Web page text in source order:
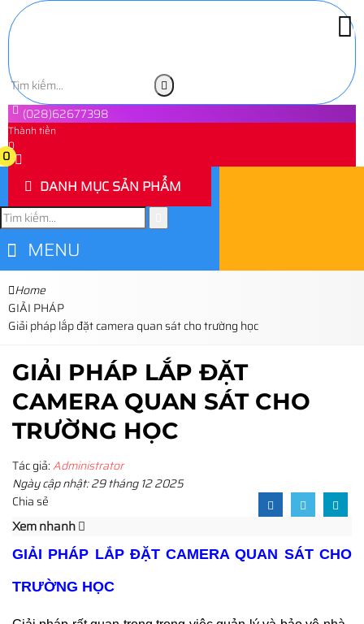
(028)62677398
Thành tiền
0
0
DANH MỤC SẢN PHẨM
MENU
Home
GIẢI PHÁP
Giải pháp lắp đặt camera quan sát cho trường học
GIẢI PHÁP LẮP ĐẶT
CAMERA QUAN SÁT CHO
TRƯỜNG HỌC
Tác giả:Administrator
Ngày cập nhật: 29 tháng 12 2025
Chia sẻ
Xem nhanh
GIẢI PHÁP LẮP ĐẶT CAMERA QUAN SÁT CHO
TRƯỜNG HỌC